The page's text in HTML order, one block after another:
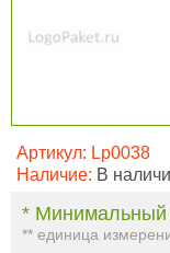
Артикул: Lp0038
Наличие: В
* Минимальный
** единица